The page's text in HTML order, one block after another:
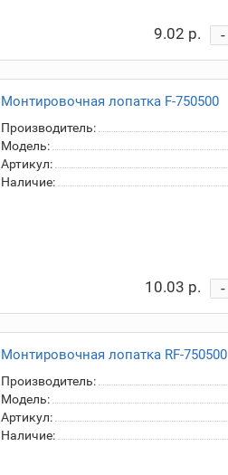
9.02 р. -
Монтировочная лопатка F-750500
Производитель:
Модель:
Артикул:
Наличие:
10.03 р. -
Монтировочная лопатка RF-750500
Производитель:
Модель:
Артикул:
Наличие: